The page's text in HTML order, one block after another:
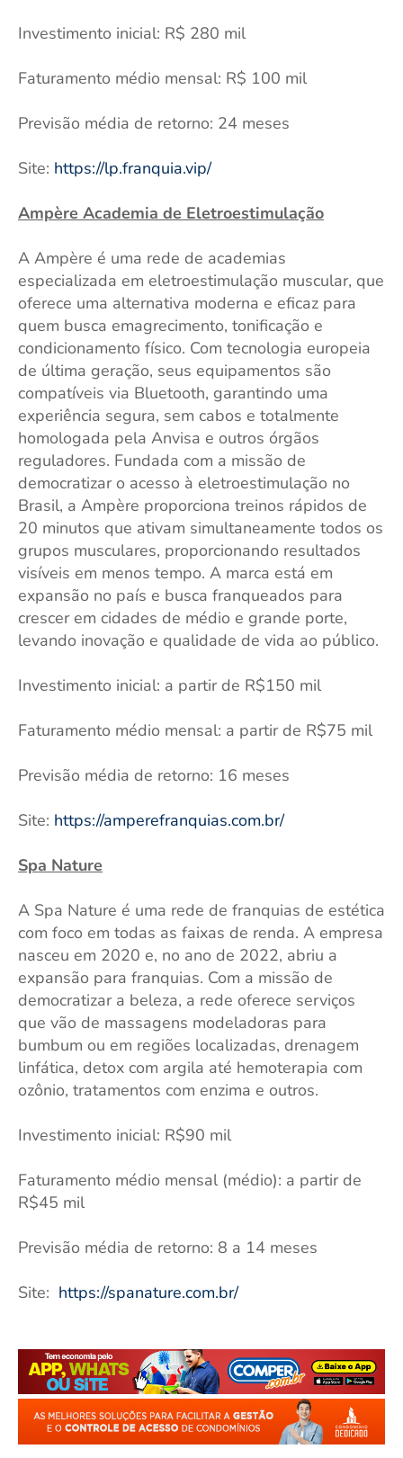
Investimento inicial: R$ 280 mil
Faturamento médio mensal: R$ 100 mil
Previsão média de retorno: 24 meses
Site: https://lp.franquia.vip/
Ampère Academia de Eletroestimulação
A Ampère é uma rede de academias
especializada em eletroestimulação muscular, que
oferece uma alternativa moderna e eficaz para
quem busca emagrecimento, tonificação e
condicionamento físico. Com tecnologia europeia
de última geração, seus equipamentos são
compatíveis via Bluetooth, garantindo uma
experiência segura, sem cabos e totalmente
homologada pela Anvisa e outros órgãos
reguladores. Fundada com a missão de
democratizar o acesso à eletroestimulação no
Brasil, a Ampère proporciona treinos rápidos de
20 minutos que ativam simultaneamente todos os
grupos musculares, proporcionando resultados
visíveis em menos tempo. A marca está em
expansão no país e busca franqueados para
crescer em cidades de médio e grande porte,
levando inovação e qualidade de vida ao público.
Investimento inicial: a partir de R$150 mil
Faturamento médio mensal: a partir de R$75 mil
Previsão média de retorno: 16 meses
Site: https://amperefranquias.com.br/
Spa Nature
A Spa Nature é uma rede de franquias de estética
com foco em todas as faixas de renda. A empresa
nasceu em 2020 e, no ano de 2022, abriu a
expansão para franquias. Com a missão de
democratizar a beleza, a rede oferece serviços
que vão de massagens modeladoras para
bumbum ou em regiões localizadas, drenagem
linfática, detox com argila até hemoterapia com
ozônio, tratamentos com enzima e outros.
Investimento inicial: R$90 mil
Faturamento médio mensal (médio): a partir de
R$45 mil
Previsão média de retorno: 8 a 14 meses
Site: https://spanature.com.br/